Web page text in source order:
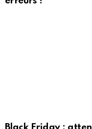
Black Friday :